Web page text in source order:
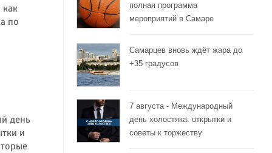
как
по
день
и
полная программа
мероприятий в Самаре
Самарцев вновь ждёт жара до
+35 градусов
7 августа - Международный
день холостяка: открытки и
советы к торжеству